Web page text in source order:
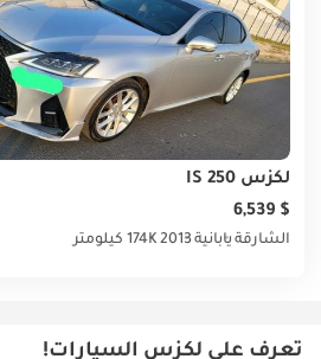
لكزس IS 250
$ 6,539
الشارقة يابانية2013174K كيلومتر
تعرف على لكزس السيارات!